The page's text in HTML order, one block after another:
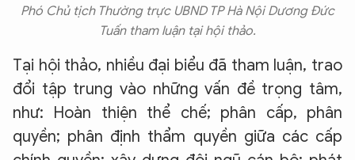
Phó Chủ tịch Thường trực UBND TP Hà Nội Dương Đức
Tuấn tham luận tại hội thảo.
Tại hội thảo, nhiều đại biểu đã tham luận, trao
đổi tập trung vào những vấn đề trọng tâm,
như: Hoàn thiện thể chế; phân cấp, phân
quyền; phân định thẩm quyền giữa các cấp